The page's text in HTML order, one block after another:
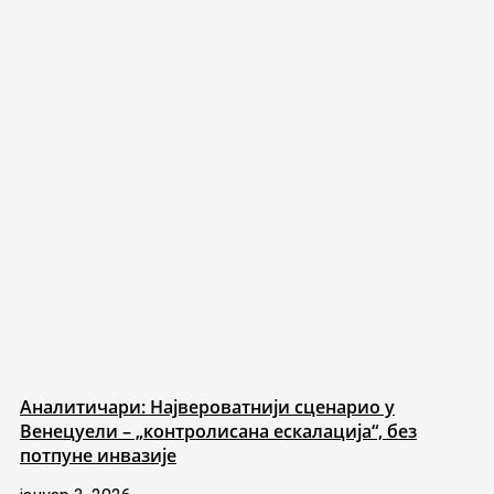
Аналитичари: Највероватнији сценарио у
Венецуели – „контролисана ескалација“, без
потпуне инвазије